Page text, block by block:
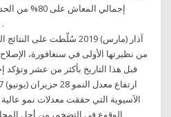
إجمالي
الاستحقاق، ولا يقل عن 65% منه .
من نظيرتها الأولى في سنغافورة،
قبل هذا التاريخ بأكثر من عشر
الآسيوية التي حققت معدلات نمو
الوقوع في التضخم، من أجل